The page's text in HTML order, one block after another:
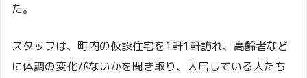
た。
スタッフは、町内の仮設住宅を1軒1軒訪れ、高齢者など
に体調の変化がないかを聞き取り、入居している人たち